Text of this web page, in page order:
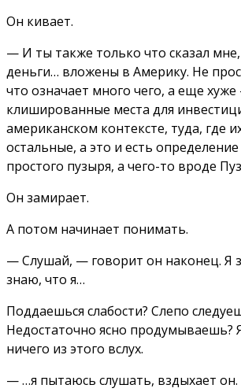
Он кивает.
— И ты также только что сказал
деньги… вложены в Америку. Не
что означает много чего, а еще
клишированные места для
американском контексте, туда, где
остальные, а это и есть
простого пузыря, а чего-то вроде
Он замирает.
А потом начинает понимать.
— Слушай, — говорит он наконец. Я
знаю, что я…
Поддаешься слабости? Слепо
Недостаточно ясно продумываешь?
ничего из этого вслух.
— …я пытаюсь слушать, вздыхает он.